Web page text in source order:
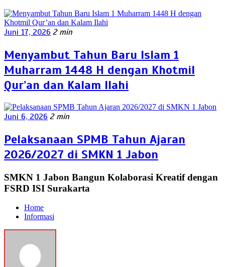
Juni 17, 2026 2 min
Menyambut Tahun Baru Islam 1
Muharram 1448 H dengan Khotmil
Qur’an dan Kalam Ilahi
Juni 6, 2026 2 min
Pelaksanaan SPMB Tahun Ajaran
2026/2027 di SMKN 1 Jabon
SMKN 1 Jabon Bangun Kolaborasi Kreatif dengan
FSRD ISI Surakarta
Home
Informasi